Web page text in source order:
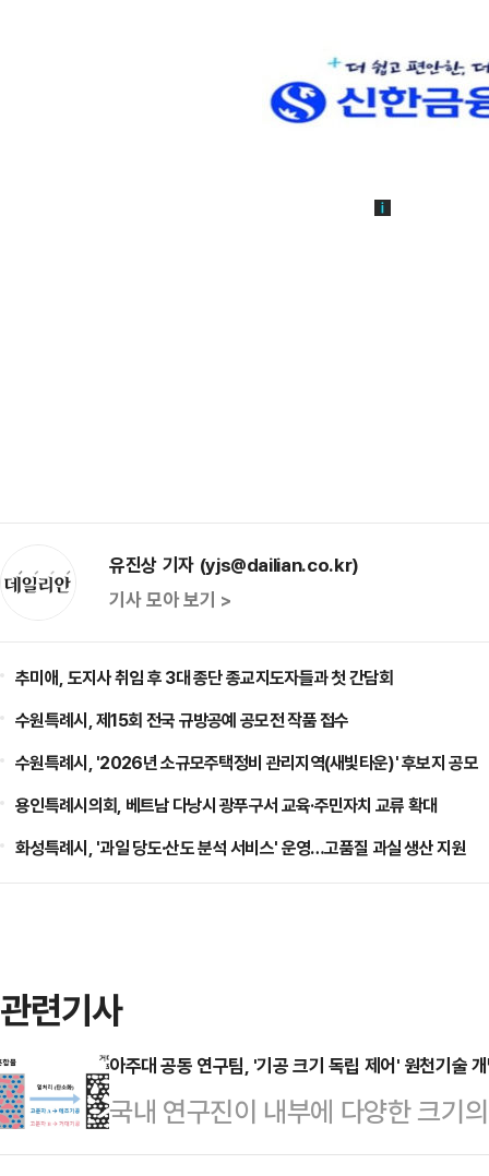
유진상 기자 (yjs@dailian.co.kr)
기사 모아 보기 >
추미애, 도지사 취임 후 3대 종단 종교지도자들과 첫 간담회
수원특례시, 제15회 전국 규방공예 공모전 작품 접수
수원특례시, '2026년 소규모주택정비 관리지역(새빛타운)' 후보지 공모
용인특례시의회, 베트남 다낭시 광푸구서 교육·주민자치 교류 확대
화성특례시, '과일 당도·산도 분석 서비스' 운영…고품질 과실 생산 지원
관련기사
아주대 공동 연구팀, '기공 크기 독립 제어' 원천기술
국내 연구진이 내부에 다양한 크기
성 소재에서 기공 크기를 독립적으